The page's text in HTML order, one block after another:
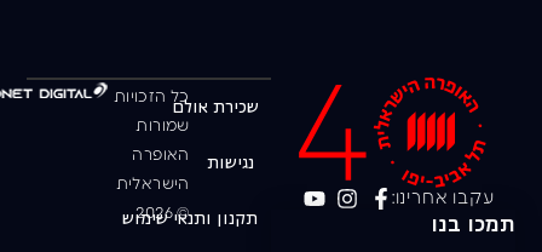
עקבו אחרינו:
תמכו בנו
כל הזכויות
שמורות
האופרה
הישראלית
© 2026
שכירת אולם
נגישות
תקנון ותנאי שימוש